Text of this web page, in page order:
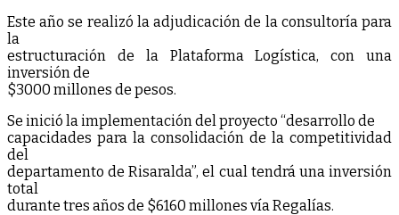
Este año se realizó la adjudicación de la consultoría para
la
estructuración de la Plataforma Logística, con una
inversión de
$3000 millones de pesos.
Se inició la implementación del proyecto “desarrollo de
capacidades para la consolidación de la competitividad
del
departamento de Risaralda”, el cual tendrá una inversión
total
durante tres años de $6160 millones vía Regalías.